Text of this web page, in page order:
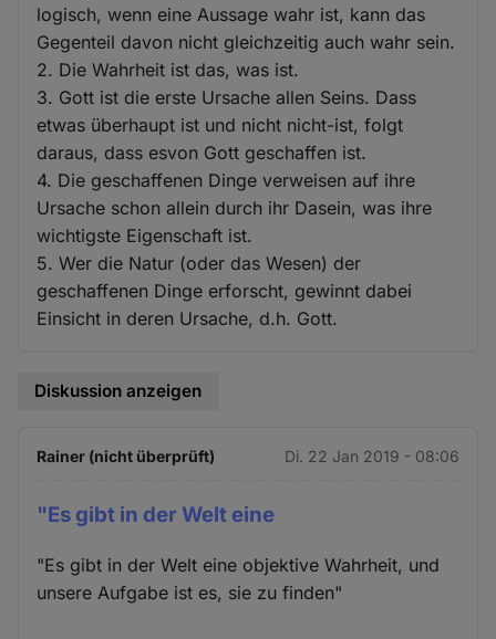
logisch, wenn eine Aussage wahr ist, kann das
Gegenteil davon nicht gleichzeitig auch wahr sein.
2. Die Wahrheit ist das, was ist.
3. Gott ist die erste Ursache allen Seins. Dass
etwas überhaupt ist und nicht nicht-ist, folgt
daraus, dass esvon Gott geschaffen ist.
4. Die geschaffenen Dinge verweisen auf ihre
Ursache schon allein durch ihr Dasein, was ihre
wichtigste Eigenschaft ist.
5. Wer die Natur (oder das Wesen) der
geschaffenen Dinge erforscht, gewinnt dabei
Einsicht in deren Ursache, d.h. Gott.
Diskussion anzeigen
Rainer (nicht überprüft) Di. 22 Jan 2019 - 08:06
"Es gibt in der Welt eine
"Es gibt in der Welt eine objektive Wahrheit, und
unsere Aufgabe ist es, sie zu finden"